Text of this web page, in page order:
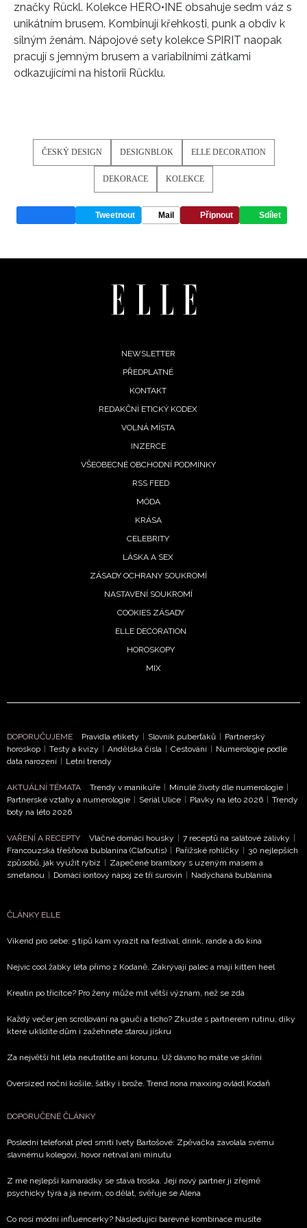
ODESLAT
Přihlášením k newsletteru souhlasíte s Obchodními
podmínkami společnosti BurdaMedia Extra s.r.o.
vyhodnocení akce a zasílání novinek.
Chcete navíc dostávat i další zajímavé a exkluzivní
informace od našich partnerů? Pokud souhlasíte se
soukromí BurdaMedia Extra s.r.o.
, zaškrtněte toto pole.
značky Rückl. Kolekce HERO•INE obsahuje sedm váz s
unikátním brusem. Kombinují křehkosti, punk a obdiv k
silným ženám. Nápojové sety kolekce SPIRIT naopak
pracují s jemným brusem a variabilními zátkami
odkazujícími na historii Rücklu.
ČESKÝ DESIGN DESIGNBLOK ELLE DECORATION
DEKORACE KOLEKCE
Tweetnout Mail Připnout Sdílet
NEWSLETTER
PŘEDPLATNÉ
KONTAKT
REDAKČNÍ ETICKÝ KODEX
VOLNÁ MÍSTA
INZERCE
VŠEOBECNÉ OBCHODNÍ PODMÍNKY
RSS FEED
MÓDA
KRÁSA
CELEBRITY
LÁSKA A SEX
ZÁSADY OCHRANY SOUKROMÍ
NASTAVENÍ SOUKROMÍ
COOKIES ZÁSADY
ELLE DECORATION
HOROSKOPY
MIX
DOPORUČUJEME Pravidla etikety Slovník puberťáků
Partnerský
horoskop
Testy a kvízy Andělská čísla Cestování
Numerologie podle
data narození
Letní trendy
AKTUÁLNÍ TÉMATA Trendy v manikúře Minulé životy dle numerologie
Partnerské vztahy a numerologie
Seriál Ulice Plavky na léto 2026
Trendy
boty na léto 2026
VAŘENÍ A RECEPTY Vláčné domácí housky 7 receptů na salátové zálivky
Francouzská třešňová bublanina (Clafoutis)
Pařížské rohlíčky
30 nejlepších
způsobů, jak využít rybíz
Zapečené brambory s uzeným masem a
smetanou
Domácí iontový nápoj ze tří surovin Nadýchaná bublanina
ČLÁNKY ELLE
Víkend pro sebe: 5 tipů kam vyrazit na festival, drink, rande a do kina
Nejvíc cool žabky léta přímo z Kodaně. Zakrývají palec a mají kitten heel
Kreatin po třicítce? Pro ženy může mít větší význam, než se zdá
Každý večer jen scrollování na gauči a ticho? Zkuste s partnerem rutinu, díky
které uklidíte dům i zažehnete starou jiskru
Za největší hit léta neutratíte ani korunu. Už dávno ho máte ve skříni
Oversized noční košile, šátky i brože. Trend nona maxxing ovládl Kodaň
DOPORUČENÉ ČLÁNKY
Poslední telefonát před smrtí Ivety Bartošové: Zpěvačka zavolala svému
slavnému kolegovi, hovor netrval ani minutu
Z mé nejlepší kamarádky se stává troska. Její nový partner ji zřejmě
psychicky týrá a já nevím, co dělat, svěřuje se Alena
Co nosí módní influencerky? Následující barevné kombinace musíte